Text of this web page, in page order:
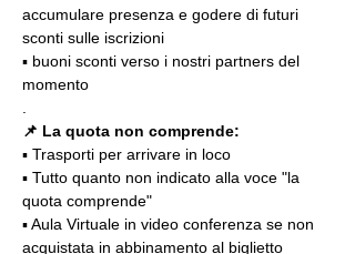
accumulare presenza e godere di futuri
sconti sulle iscrizioni
▪️ buoni sconti verso i nostri partners del
momento
📌 La quota non comprende:
▪️ Trasporti per arrivare in loco
▪️ Tutto quanto non indicato alla voce "la
quota comprende"
▪️ Aula Virtuale in video conferenza se non
acquistata in abbinamento al biglietto